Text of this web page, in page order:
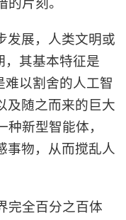
片刻。
发展，人类文明或
，其基本特征是
难以割舍的人工智
及随之而来的巨大
新型智能体，
事物，从而搅乱人
完全百分之百体